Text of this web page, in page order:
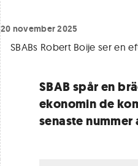
20 november 2025
SBABs Robert Boije ser en
SBAB spår en
ekonomin de
senaste